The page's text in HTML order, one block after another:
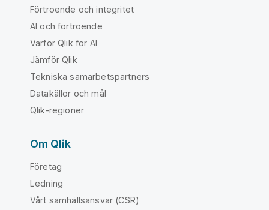
Förtroende och integritet
AI och förtroende
Varför Qlik för AI
Jämför Qlik
Tekniska samarbetspartners
Datakällor och mål
Qlik-regioner
Om Qlik
Företag
Ledning
Vårt samhällsansvar (CSR)